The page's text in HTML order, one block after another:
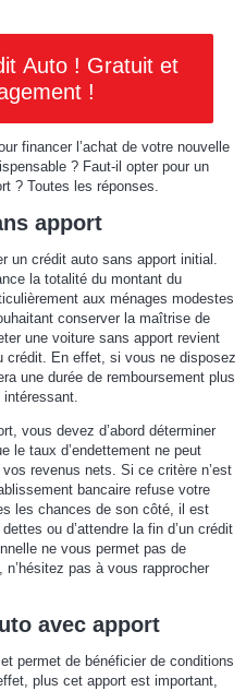
Auto ! Gratuit et
!
financer l’achat de votre nouvelle
? Faut-il opter pour un
? Toutes les réponses.
apport
un crédit auto sans apport initial.
la totalité du montant du
aux ménages modestes
conserver la maîtrise de
une voiture sans apport revient
crédit. En effet, si vous ne disposez
une durée de remboursement plus
intéressant.
vous devez d’abord déterminer
le taux d’endettement ne peut
revenus nets. Si ce critère n’est
bancaire refuse votre
les chances de son côté, il est
ou d’attendre la fin d’un crédit
ne vous permet pas de
pas à vous rapprocher
avec apport
permet de bénéficier de conditions
plus cet apport est important,